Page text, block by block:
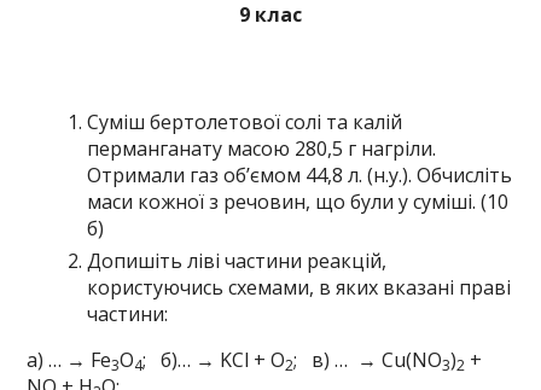
9 клас
Суміш бертолетової солі та калій
перманганату масою 280,5 г нагріли.
Отримали газ об’ємом 44,8 л. (н.у.). Обчисліть
маси кожної з речовин, що були у суміші. (10
б)
Допишіть ліві частини реакцій,
користуючись схемами, в яких вказані праві
частини:
а) … → Fe3O4; б)… → KCl + O2; в) … → Cu(NO3)2 +